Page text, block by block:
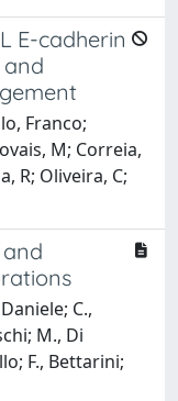
E-cadherin
Franco;
M; Correia,
R; Oliveira, C;
C.,
M., Di
F., Bettarini;